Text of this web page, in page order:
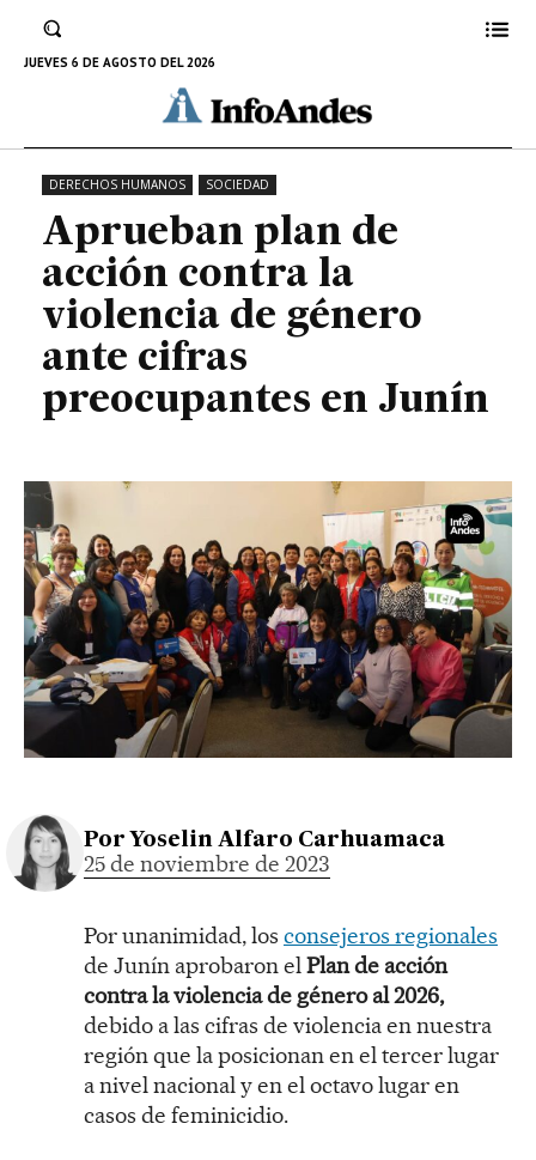
JUEVES 6 DE AGOSTO DEL 2026
la violencia de género ante cifras
preocupantes en Junín
25 DE NOVIEMBRE DE 2023
DERECHOS HUMANOS SOCIEDAD
Aprueban plan de
acción contra la
violencia de género
ante cifras
preocupantes en Junín
Por Yoselin Alfaro Carhuamaca
25 de noviembre de 2023
Por unanimidad, los consejeros regionales
de Junín aprobaron el Plan de acción
contra la violencia de género al 2026,
debido a las cifras de violencia en nuestra
región que la posicionan en el tercer lugar
a nivel nacional y en el octavo lugar en
casos de feminicidio.